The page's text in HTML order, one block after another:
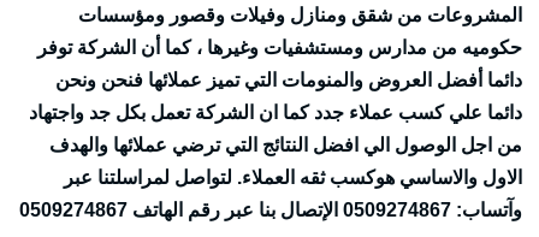
المشروعات من شقق ومنازل وفيلات وقصور ومؤسسات
حكوميه من مدارس ومستشفيات وغيرها ، كما أن الشركة توفر
دائما أفضل العروض والمنومات التي تميز عملائها فنحن ونحن
دائما علي كسب عملاء جدد كما ان الشركة تعمل بكل جد واجتهاد
من اجل الوصول الي افضل النتائج التي ترضي عملائها والهدف
الاول والاساسي هوكسب ثقه العملاء. لتواصل لمراسلتنا عبر
وآتساب: 0509274867 الإتصال بنا عبر رقم الهاتف 0509274867